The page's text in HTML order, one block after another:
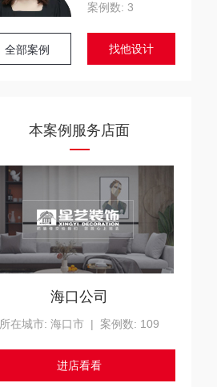
案例数: 3
全部案例 找他设计
本案例服务店面
海口公司
所在城市: 海口市 | 案例数: 109
进店看看